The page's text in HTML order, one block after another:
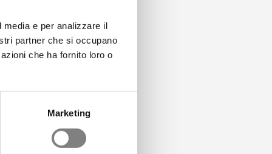
e per analizzare il
partner che si occupano
che ha fornito loro o
Marketing
Le crescenti
La creazione di
È quindi necessario
che la reintegrazione
impegno a favore di